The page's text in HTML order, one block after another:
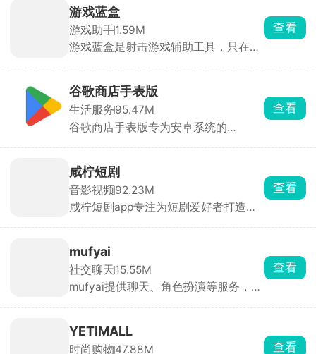
本地手机不耗电、不发热、不耗流量。
配置可选，新用户1元就能试。适合想
跨系统玩游戏、需要长时间挂机或多开
养号的人。
游戏蓝盒
游戏助手1.59M
游戏蓝盒是射击游戏辅助工具，只在屏
透明度随便调。还有横竖斜线、圆圈辅
助定位，外加倒计时器记技能CD。
查看
谷歌商店手表版
生活服务95.47M
谷歌商店手表版专为安卓系统的
戏，安装到手表上。丰富的游戏、软件
和小工具资源，满足用户的各种生活和
娱乐需求，绝佳的应用免费下载体验。
查看
咸柠短剧
音影视频92.23M
咸柠短剧app专注为短剧爱好者打造沉
择繁多。剧集资源每日稳定更新，实时
上线热门新剧，紧跟追剧热点。平台涵
盖多元题材，风格品类十分齐全，轻松
满足各类观影需求。
查看
mufyai
社交聊天15.55M
mufyai提供聊天、角色扮演等服务，在
粮，猫罐头，鱼缸都是等价货币，可以
查看
YETIMALL
时尚购物47.88M 查看